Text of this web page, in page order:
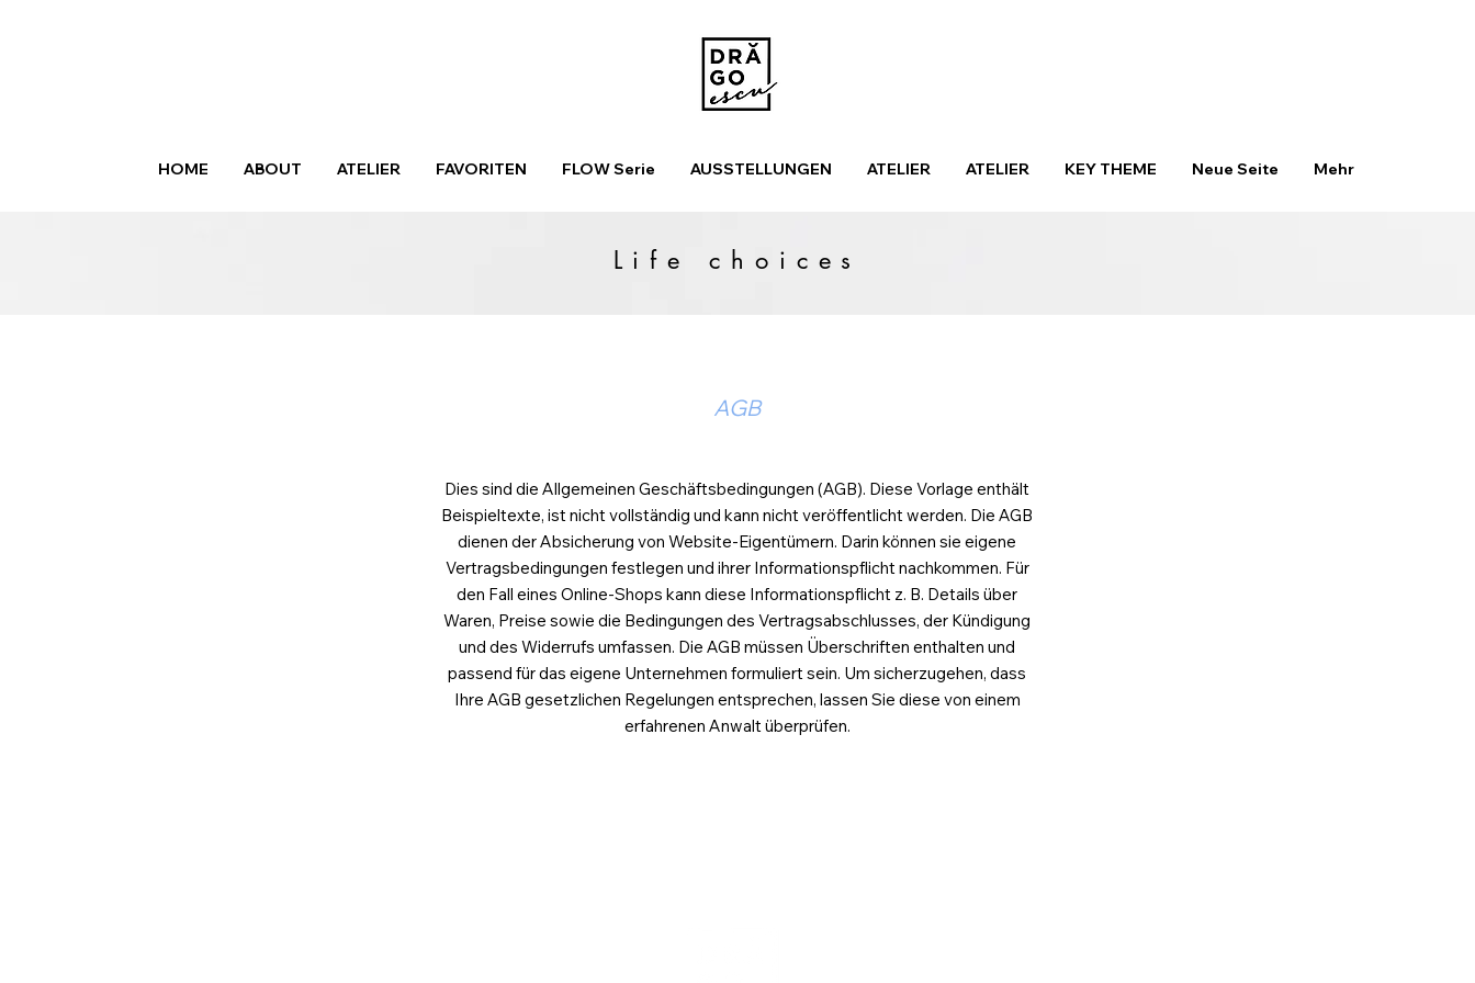
HOME ABOUT ATELIER FAVORITEN FLOW Serie AUSSTELLUNGEN ATELIER ATELIER KEY THEME Neue Seite Mehr
Life choices
AGB
Dies sind die Allgemeinen Geschäftsbedingungen (AGB). Diese Vorlage enthält
Beispieltexte, ist nicht vollständig und kann nicht veröffentlicht werden. Die AGB
dienen der Absicherung von Website-Eigentümern. Darin können sie eigene
Vertragsbedingungen festlegen und ihrer Informationspflicht nachkommen. Für
den Fall eines Online-Shops kann diese Informationspflicht z. B. Details über
Waren, Preise sowie die Bedingungen des Vertragsabschlusses, der Kündigung
und des Widerrufs umfassen. Die AGB müssen Überschriften enthalten und
passend für das eigene Unternehmen formuliert sein. Um sicherzugehen, dass
Ihre AGB gesetzlichen Regelungen entsprechen, lassen Sie diese von einem
erfahrenen Anwalt überprüfen.